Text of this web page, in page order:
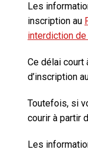
Les
inscription au
interdiction
Ce délai court
d’inscription
Toutefois, si
courir à partir
Les